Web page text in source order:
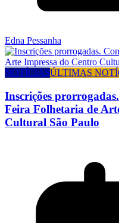
Edna Pessanha
NOTÍCIASÚLTIMAS
Inscrições
Feira Folhetaria de
Cultural São Paulo